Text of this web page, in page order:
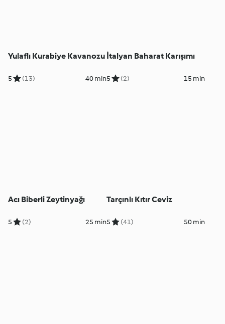
Yulaflı Kurabiye Kavanozu
5 (13) 40 min
İtalyan Baharat Karışımı
5 (2) 15 min
Acı Biberli Zeytinyağı
5 (2) 25 min
Tarçınlı Kıtır Ceviz
5 (41) 50 min